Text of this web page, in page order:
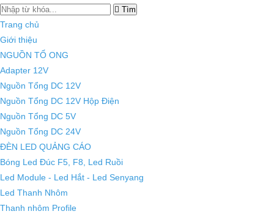
Tìm
Trang chủ
Giới thiệu
NGUỒN TỔ ONG
Adapter 12V
Nguồn Tổng DC 12V
Nguồn Tổng DC 12V Hộp Điện
Nguồn Tổng DC 5V
Nguồn Tổng DC 24V
ĐÈN LED QUẢNG CÁO
Bóng Led Đúc F5, F8, Led Ruồi
Led Module - Led Hắt - Led Senyang
Led Thanh Nhôm
Thanh nhôm Profile